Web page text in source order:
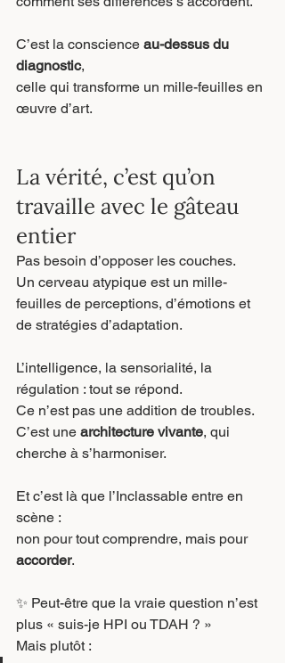
C’est la conscience au-dessus du
diagnostic,
celle qui transforme un mille-feuilles en
œuvre d’art.
La vérité, c’est qu’on
travaille avec le gâteau
entier
Pas besoin d’opposer les couches.
Un cerveau atypique est un mille-
feuilles de perceptions, d’émotions et
de stratégies d’adaptation.
L’intelligence, la sensorialité, la
régulation : tout se répond.
Ce n’est pas une addition de troubles.
C’est une architecture vivante, qui
cherche à s’harmoniser.
Et c’est là que l’Inclassable entre en
scène :
non pour tout comprendre, mais pour
accorder.
✨ Peut-être que la vraie question n’est
plus « suis-je HPI ou TDAH ? »
Mais plutôt :